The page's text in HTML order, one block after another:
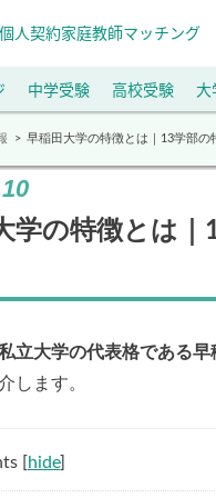
個人契約家庭教師マッチング
中学受験 高校受験 大
早稲田大学の特徴とは｜13学部
学の特徴とは
立大学の代表格である早
します。
[hide]